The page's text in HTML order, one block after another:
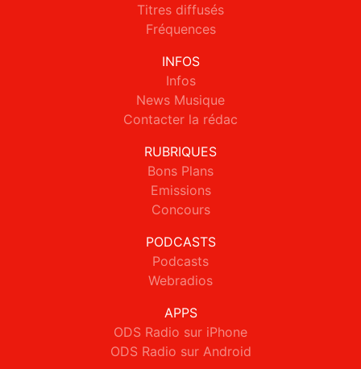
Titres diffusés
Fréquences
INFOS
Infos
News Musique
Contacter la rédac
RUBRIQUES
Bons Plans
Emissions
Concours
PODCASTS
Podcasts
Webradios
APPS
ODS Radio sur iPhone
ODS Radio sur Android